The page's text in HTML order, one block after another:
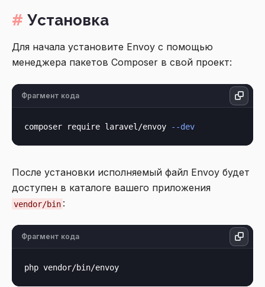
Установка
Для начала установите Envoy с помощью
менеджера пакетов Composer в свой проект:
Фрагмент кода
composer require laravel/envoy --dev
После установки исполняемый файл Envoy будет
доступен в каталоге вашего приложения
vendor/bin :
Фрагмент кода